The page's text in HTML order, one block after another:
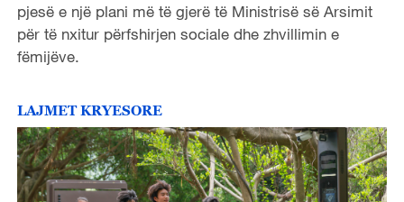
pjesë e një plani më të gjerë të Ministrisë së Arsimit
për të nxitur përfshirjen sociale dhe zhvillimin e
fëmijëve.
LAJMET KRYESORE